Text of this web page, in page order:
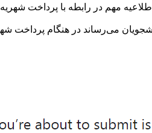
اطلاعیه مهم در رابطه با پرداخت شهریه